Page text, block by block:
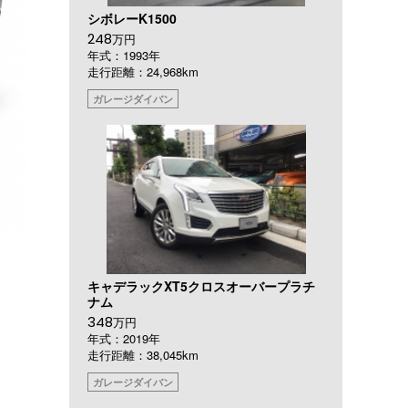
シボレーK1500
248万円
年式：1993年
走行距離：24,968km
ガレージダイバン
キャデラックXT5クロスオーバープラチ
ナム
348万円
年式：2019年
走行距離：38,045km
ガレージダイバン